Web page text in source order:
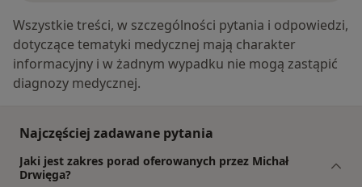
Wszystkie treści, w szczególności pytania i odpowiedzi,
dotyczące tematyki medycznej mają charakter
informacyjny i w żadnym wypadku nie mogą zastąpić
diagnozy medycznej.
Najczęściej zadawane pytania
Jaki jest zakres porad oferowanych przez Michał
Drwięga?